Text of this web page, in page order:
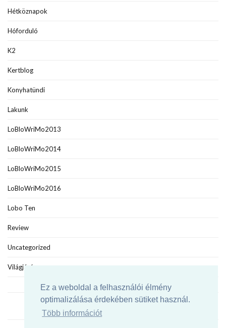
Ez a weboldal a felhasználói élmény
optimalizálása érdekében sütiket használ.
Több információt
Hétköznapok
Hóforduló
K2
Kertblog
Konyhatündi
Lakunk
LoBloWriMo2013
LoBloWriMo2014
LoBloWriMo2015
LoBloWriMo2016
Lobo Ten
Review
Uncategorized
Világjáró